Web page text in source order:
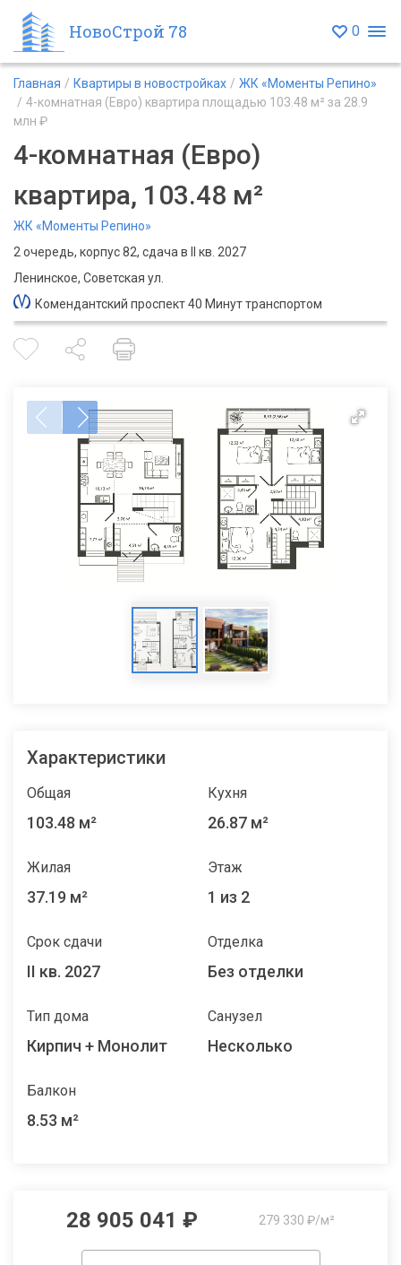
НовоСтрой 78 0
Главная Квартиры в новостройках
ЖК «Моменты Репино»
4-комнатная (Евро) квартира площадью 103.48 м² за 28.9
млн ₽
4-комнатная (Евро)
квартира, 103.48 м²
ЖК «Моменты Репино»
2 очередь, корпус 82, сдача в II кв. 2027
Ленинское, Советская ул.
Комендантский проспект 40 Минут транспортом
Характеристики
Общая
103.48 м²
Кухня
26.87 м²
Жилая
37.19 м²
Этаж
1 из 2
Срок сдачи
II кв. 2027
Отделка
Без отделки
Тип дома
Кирпич + Монолит
Санузел
Несколько
Балкон
8.53 м²
28 905 041 ₽ 279 330 ₽/м²